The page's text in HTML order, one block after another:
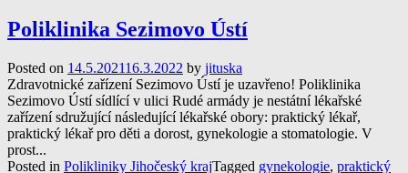
Poliklinika Sezimovo Ústí
Posted on 14.5.202116.3.2022 by jituska
Zdravotnické zařízení Sezimovo Ústí je uzavřeno! Poliklinika
Sezimovo Ústí sídlící v ulici Rudé armády je nestátní lékařské
zařízení sdružující následující lékařské obory: praktický lékař,
praktický lékař pro děti a dorost, gynekologie a stomatologie. V
prost...
Posted in Polikliniky Jihočeský krajTagged gynekologie, praktický